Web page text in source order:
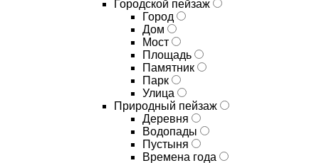
Городской пейзаж
Город
Дом
Мост
Площадь
Памятник
Парк
Улица
Природный пейзаж
Деревня
Водопады
Пустыня
Времена года